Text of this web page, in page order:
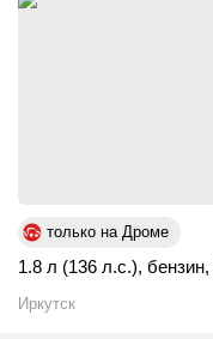
только на Дроме
1.8 л (136 л.с.), бензин,
Иркутск